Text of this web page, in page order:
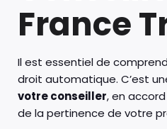
France
Il est essentiel de
droit automatique. C’est
votre conseiller, en
de la pertinence de votre